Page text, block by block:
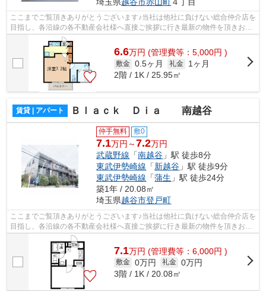
ここまでご覧頂きありがとうございます♪当社は他社に負けない総合仲介店を
目指し、各沿線の各不動産会社様へ直接ご挨拶に行き最新の物件を頂きお客
様へ提供しております！最新の情報は...
6.6万円 (管理費等：5,000円 )
敷金 0.5ヶ月 礼金
1ヶ月
2階 / 1K / 25.95㎡
賃貸 | アパート Ｂｌａｃｋ Ｄｉａ 南越谷
仲手無料 敷0
7.1万円～7.2万円
武蔵野線 「南越谷 」駅 徒歩8分
東武伊勢崎線 「新越谷 」駅 徒歩9分
東武伊勢崎線 「蒲生 」駅 徒歩24分
築1年 / 20.08㎡
埼玉県越谷市登戸町
ここまでご覧頂きありがとうございます♪当社は他社に負けない総合仲介店を
目指し、各沿線の各不動産会社様へ直接ご挨拶に行き最新の物件を頂きお客
様へ提供しております！最新の情報は...
7.1万円 (管理費等：6,000円 )
敷金 0万円 礼金 0万円
3階 / 1K / 20.08㎡